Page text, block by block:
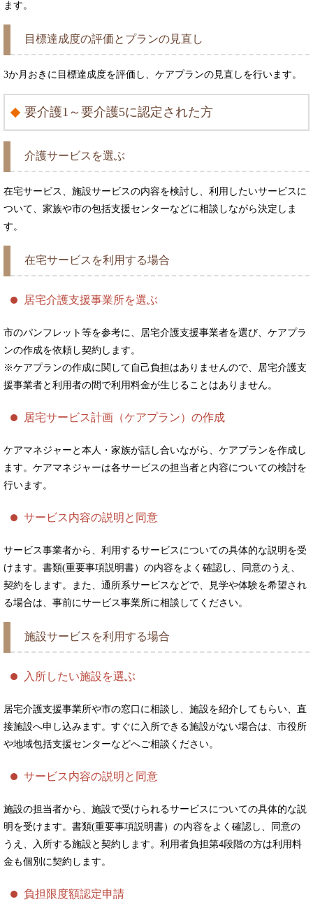
ます。
目標達成度の評価とプランの見直し
3か月おきに目標達成度を評価し、ケアプランの見直しを行います。
要介護1～要介護5に認定された方
介護サービスを選ぶ
在宅サービス、施設サービスの内容を検討し、利用したいサービスに
ついて、家族や市の包括支援センターなどに相談しながら決定しま
す。
在宅サービスを利用する場合
居宅介護支援事業所を選ぶ
市のパンフレット等を参考に、居宅介護支援事業者を選び、ケアプラ
ンの作成を依頼し契約します。
※ケアプランの作成に関して自己負担はありませんので、居宅介護支
援事業者と利用者の間で利用料金が生じることはありません。
居宅サービス計画（ケアプラン）の作成
ケアマネジャーと本人・家族が話し合いながら、ケアプランを作成し
ます。ケアマネジャーは各サービスの担当者と内容についての検討を
行います。
サービス内容の説明と同意
サービス事業者から、利用するサービスについての具体的な説明を受
けます。書類(重要事項説明書）の内容をよく確認し、同意のうえ、
契約をします。また、通所系サービスなどで、見学や体験を希望され
る場合は、事前にサービス事業所に相談してください。
施設サービスを利用する場合
入所したい施設を選ぶ
居宅介護支援事業所や市の窓口に相談し、施設を紹介してもらい、直
接施設へ申し込みます。すぐに入所できる施設がない場合は、市役所
や地域包括支援センターなどへご相談ください。
サービス内容の説明と同意
施設の担当者から、施設で受けられるサービスについての具体的な説
明を受けます。書類(重要事項説明書）の内容をよく確認し、同意の
うえ、入所する施設と契約します。利用者負担第4段階の方は利用料
金も個別に契約します。
負担限度額認定申請